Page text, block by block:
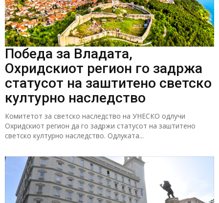
Победа за Владата,
Охридскиот регион го задржа
статусот на заштитено светско
културно наследство
Комитетот за светско наследство на УНЕСКО одлучи
Охридскиот регион да го задржи статусот на заштитено
светско културно наследство. Одлуката...